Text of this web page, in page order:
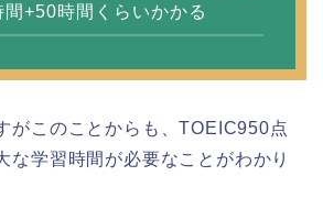
+50時間くらいかかる
がこのことからも、TOEIC950点
な学習時間が必要なことがわかり